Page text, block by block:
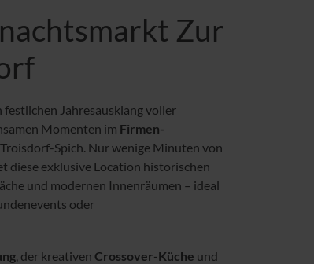
Zur
festlichen Jahresausklang voller
Momenten im Firmen-
Spich. Nur wenige Minuten von
diese exklusive Location historischen
und modernen Innenräumen – ideal
oder
, der kreativen Crossover-Küche und